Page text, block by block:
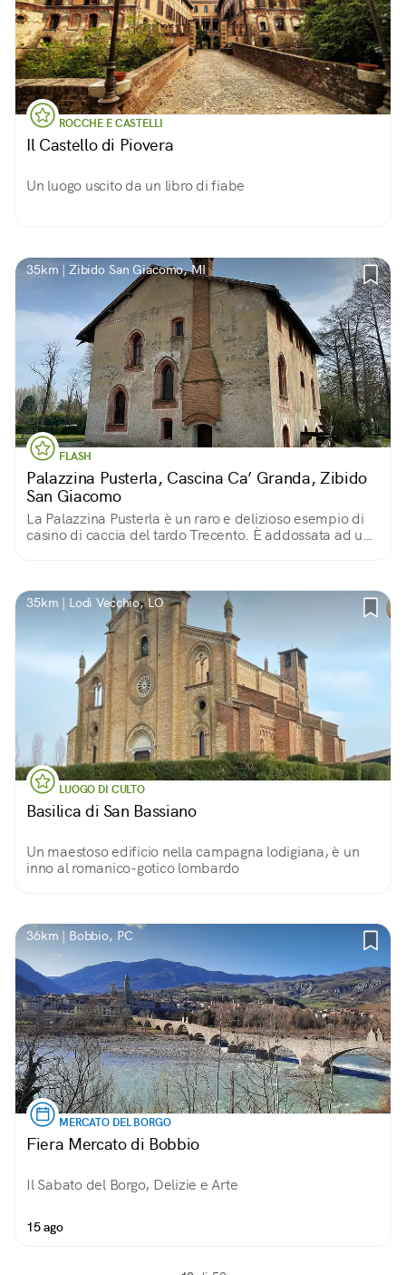
ROCCHE E CASTELLI
Il Castello di Piovera
Un luogo uscito da un libro di fiabe
35km | Zibido San Giacomo, MI
FLASH
Palazzina Pusterla, Cascina Ca’ Granda, Zibido
San Giacomo
La Palazzina Pusterla è un raro e delizioso esempio di
casino di caccia del tardo Trecento. È addossata ad una
35km | Lodi Vecchio, LO
LUOGO DI CULTO
Basilica di San Bassiano
Un maestoso edificio nella campagna lodigiana, è un
inno al romanico-gotico lombardo
36km | Bobbio, PC
MERCATO DEL BORGO
Fiera Mercato di Bobbio
Il Sabato del Borgo, Delizie e Arte
15 ago